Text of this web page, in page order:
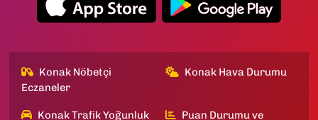
Konak Nöbetçi
Eczaneler
Konak Hava Durumu
Konak Trafik Yoğunluk Puan Durumu ve